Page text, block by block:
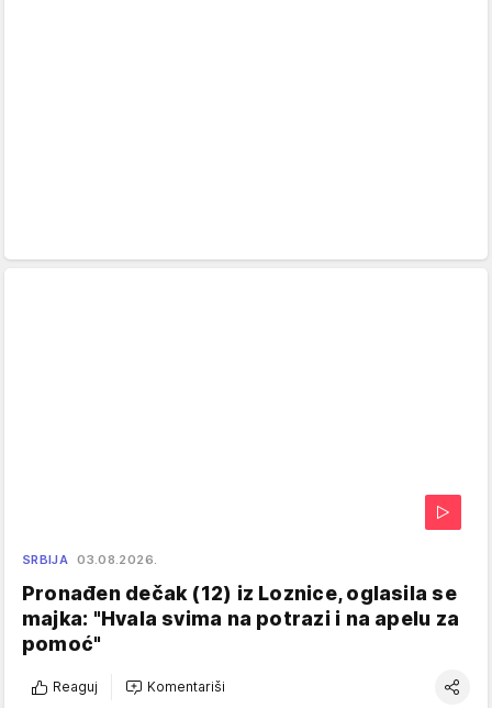
SRBIJA 03.08.2026.
Pronađen dečak (12) iz Loznice, oglasila se
majka: "Hvala svima na potrazi i na apelu za
pomoć"
Reaguj Komentariši